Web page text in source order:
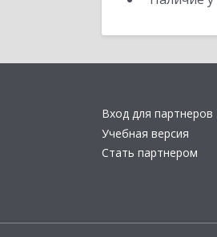
Вход для партнеров
Учебная версия
Стать партнером